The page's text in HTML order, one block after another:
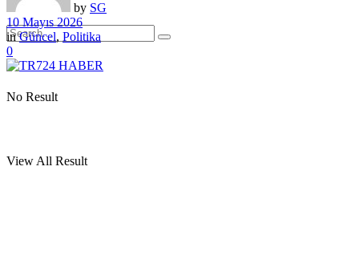
No Result
View All Result
by SG
10 Mayıs 2026
in Güncel, Politika
0